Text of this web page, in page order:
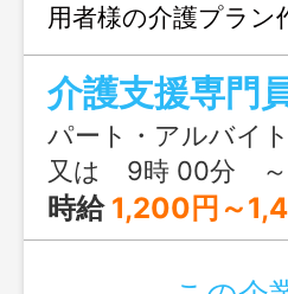
用者様の介護プラ
の見守り、入浴、
する業務全般、事
話対応等 ＊経験
なし 『応募に
となります』
介護支援専門
パート・アルバイト
又は 9時 00分
時給 1,200円～